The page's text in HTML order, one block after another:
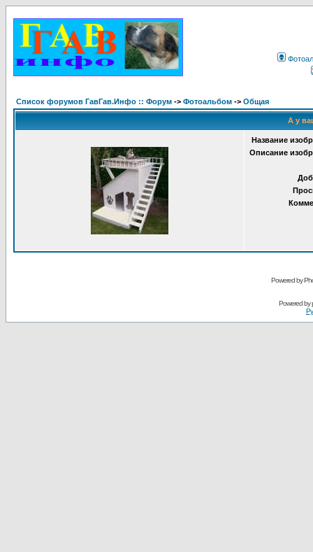
Список форумов ГавГав.Инфо :: Форум -> Фотоальбом -> Общая
А у
Название
Описание
Powered by
Powered by